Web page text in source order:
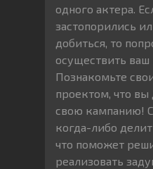
одного актера.
застопорились
добиться, то
осуществить ваш
Познакомьте
проектом, что вы
свою кампанию!
когда-либо
что поможет
реализовать